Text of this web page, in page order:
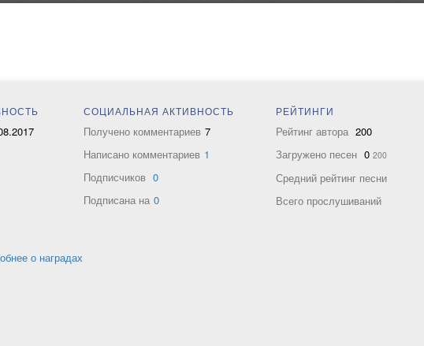
СОЦИАЛЬНАЯ АКТИВНОСТЬ
Получено комментариев 7
Написано комментариев 1
Подписчиков 0
Подписана на 0
РЕЙТИНГИ
Рейтинг автора 200
Загружено песен 0 200
Средний рейтинг песни
Всего прослушиваний
о наградах